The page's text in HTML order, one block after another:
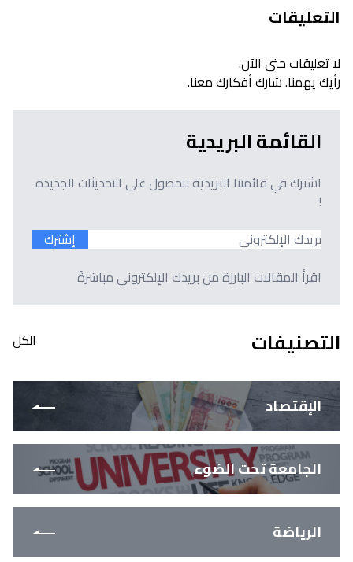
التعليقات
لا تعليقات حتى الآن.
رأيك يهمنا. شارك أفكارك معنا.
القائمة البريدية
اشترك في قائمتنا البريدية للحصول على التحديثات الجديدة
!
إشترك
اقرأ المقالات البارزة من بريدك الإلكتروني مباشرةً
التصنيفات الكل
الإقتصاد
الجامعة تحت الضوء
الرياضة